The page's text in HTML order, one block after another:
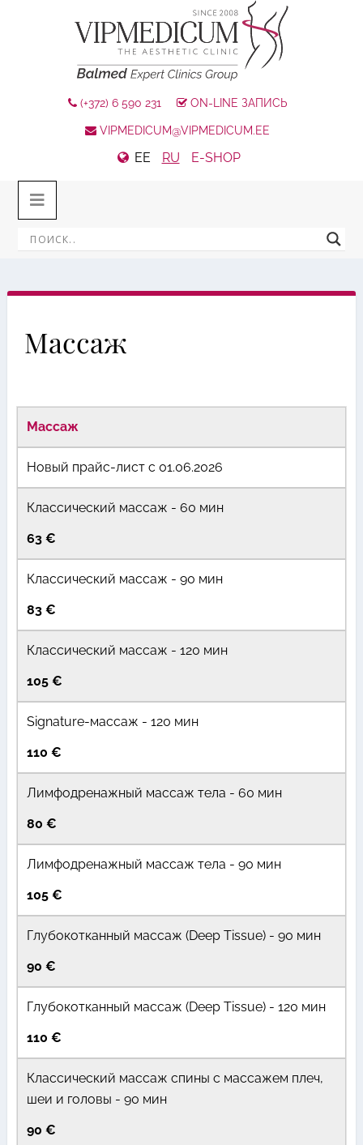
(+372) 6 590 231 ON-LINE ЗАПИСЬ
VIPMEDICUM@VIPMEDICUM.EE
EE RU E-SHOP
Массаж
Массаж
Новый прайс-лист с 01.06.2026
Классический массаж - 60 мин
63 €
Классический массаж - 90 мин
83 €
Классический массаж - 120 мин
105 €
Signature-массаж - 120 мин
110 €
Лимфодренажный массаж тела - 60 мин
80 €
Лимфодренажный массаж тела - 90 мин
105 €
Глубокотканный массаж (Deep Tissue) - 90 мин
90 €
Глубокотканный массаж (Deep Tissue) - 120 мин
110 €
Классический массаж спины с массажем плеч,
шеи и головы - 90 мин
90 €